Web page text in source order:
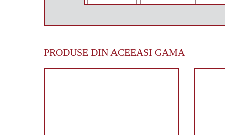
PRODUSE DIN ACEEASI GAMA